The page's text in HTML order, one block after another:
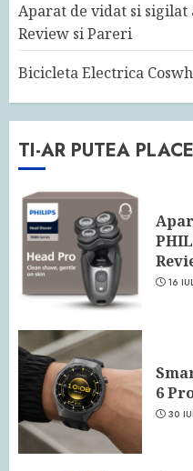
Aparat de vidat si
Review si Pareri
Bicicleta Electrica
TI-AR PUTEA
16
6
30